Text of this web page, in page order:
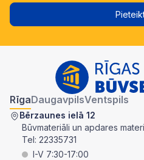
RīgaDaugavpilsVentspils
Bērzaunes ielā 12
Būvmateriāli un apdares
Tel: 22335731
I-V 7:30-17:00